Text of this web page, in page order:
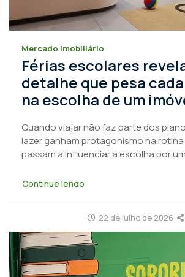
Mercado imobiliário
Férias escolares
detalhe que pesa
na escolha de um
Quando viajar não faz parte dos
lazer ganham protagonismo na rotina
passam a influenciar a escolha por
Continue lendo
22 de julho de 2026